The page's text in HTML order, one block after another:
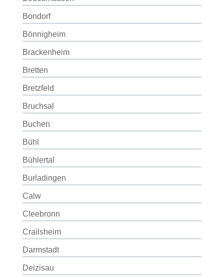
Bondorf
Bönnigheim
Brackenheim
Bretten
Bretzfeld
Bruchsal
Buchen
Bühl
Bühlertal
Burladingen
Calw
Cleebronn
Crailsheim
Darmstadt
Deizisau